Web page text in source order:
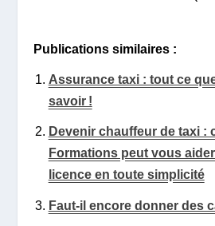
Publications similaires :
Assurance taxi : tout ce
savoir !
Devenir chauffeur de taxi :
Formations peut vous
licence en toute simplicité
Faut-il encore donner des